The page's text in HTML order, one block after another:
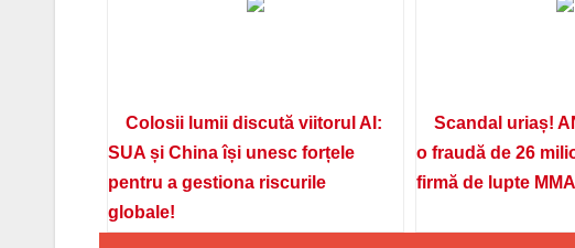
Colosii lumii discută viitorul AI:
SUA și China își unesc forțele
pentru a gestiona riscurile
globale!
Scandal uriaș!
o fraudă de 26
firmă de lupte